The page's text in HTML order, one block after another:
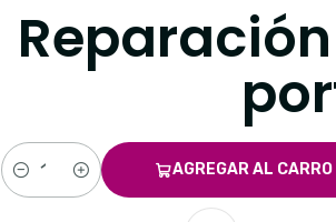
Cantidad
AGREGAR AL CARRO